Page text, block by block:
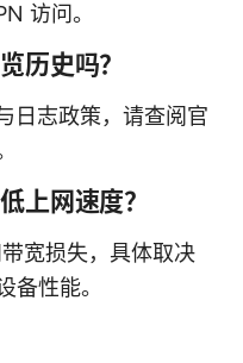
访问。
历史吗？
日志政策，请查阅官
上网速度？
宽损失，具体取决
备性能。